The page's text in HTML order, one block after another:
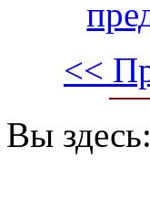
<<
Вы здесь: